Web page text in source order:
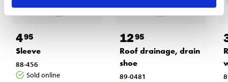
495
Sleeve
88-456
Sold online
1295
Roof drainage, drain
shoe
89-0481